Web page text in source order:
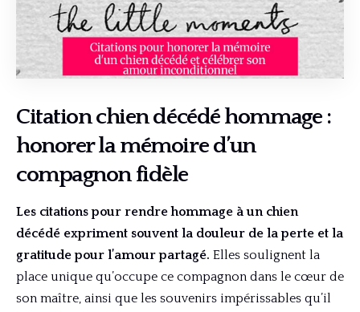
Citation chien décédé hommage :
honorer la mémoire d’un
compagnon fidèle
Les citations pour rendre hommage à un chien
décédé expriment souvent la douleur de la perte et la
gratitude pour l’amour partagé. Elles soulignent la
place unique qu’occupe ce compagnon dans le cœur de
son maître, ainsi que les souvenirs impérissables qu’il